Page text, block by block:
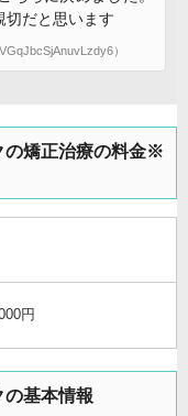
切だと思います
）
の矯正治療の料金※
円
の基本情報